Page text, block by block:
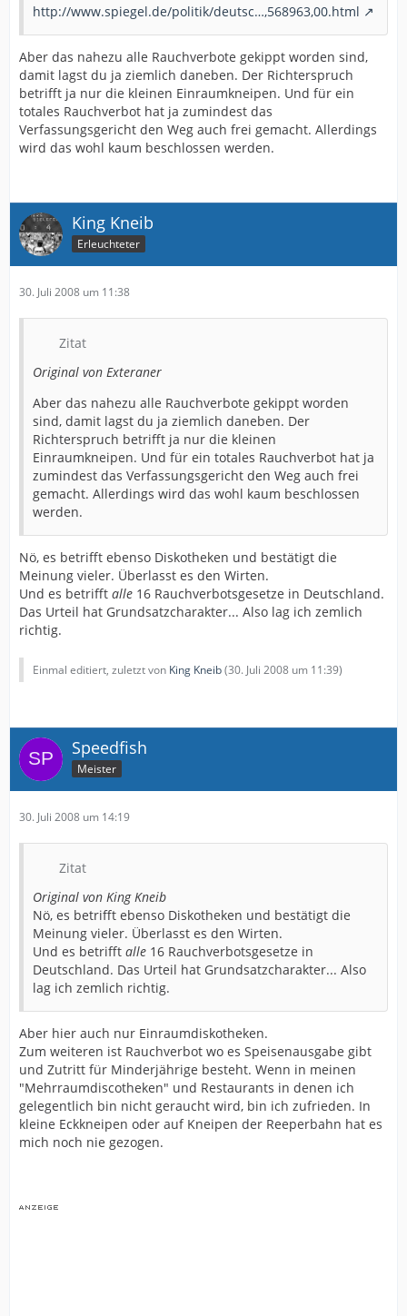
http://www.spiegel.de/politik/deutsc…,568963,00.html
Aber das nahezu alle Rauchverbote gekippt worden sind,
damit lagst du ja ziemlich daneben. Der Richterspruch
betrifft ja nur die kleinen Einraumkneipen. Und für ein
totales Rauchverbot hat ja zumindest das
Verfassungsgericht den Weg auch frei gemacht. Allerdings
wird das wohl kaum beschlossen werden.
King Kneib
Erleuchteter
30. Juli 2008 um 11:38
Zitat
Original von Exteraner
Aber das nahezu alle Rauchverbote gekippt worden
sind, damit lagst du ja ziemlich daneben. Der
Richterspruch betrifft ja nur die kleinen
Einraumkneipen. Und für ein totales Rauchverbot hat ja
zumindest das Verfassungsgericht den Weg auch frei
gemacht. Allerdings wird das wohl kaum beschlossen
werden.
Nö, es betrifft ebenso Diskotheken und bestätigt die
Meinung vieler. Überlasst es den Wirten.
Und es betrifft alle 16 Rauchverbotsgesetze in Deutschland.
Das Urteil hat Grundsatzcharakter... Also lag ich zemlich
richtig.
Einmal editiert, zuletzt von King Kneib(30. Juli 2008 um 11:39)
Speedfish
Meister
30. Juli 2008 um 14:19
Zitat
Original von King Kneib
Nö, es betrifft ebenso Diskotheken und bestätigt die
Meinung vieler. Überlasst es den Wirten.
Und es betrifft alle 16 Rauchverbotsgesetze in
Deutschland. Das Urteil hat Grundsatzcharakter... Also
lag ich zemlich richtig.
Aber hier auch nur Einraumdiskotheken.
Zum weiteren ist Rauchverbot wo es Speisenausgabe gibt
und Zutritt für Minderjährige besteht. Wenn in meinen
"Mehrraumdiscotheken" und Restaurants in denen ich
gelegentlich bin nicht geraucht wird, bin ich zufrieden. In
kleine Eckkneipen oder auf Kneipen der Reeperbahn hat es
mich noch nie gezogen.